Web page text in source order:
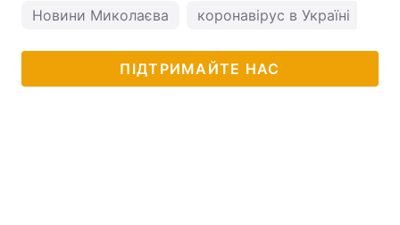
Новини Миколаєва коронавірус в Україні
ПІДТРИМАЙТЕ НАС